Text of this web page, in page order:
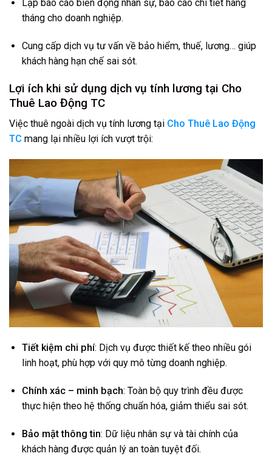
Lập báo cáo biến động nhân sự, báo cáo chi tiết hàng
tháng cho doanh nghiệp.
Cung cấp dịch vụ tư vấn về bảo hiểm, thuế, lương… giúp
khách hàng hạn chế sai sót.
Lợi ích khi sử dụng dịch vụ tính lương tại Cho
Thuê Lao Động TC
Việc thuê ngoài dịch vụ tính lương tại Cho Thuê Lao Động
TC mang lại nhiều lợi ích vượt trội:
Tiết kiệm chi phí: Dịch vụ được thiết kế theo nhiều gói
linh hoạt, phù hợp với quy mô từng doanh nghiệp.
Chính xác – minh bạch: Toàn bộ quy trình đều được
thực hiện theo hệ thống chuẩn hóa, giảm thiểu sai sót.
Bảo mật thông tin: Dữ liệu nhân sự và tài chính của
khách hàng được quản lý an toàn tuyệt đối.